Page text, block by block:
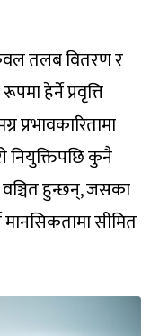
तलब वितरण र
हेर्ने प्रवृत्ति
प्रभावकारितामा
नियुक्तिपछि कुनै
हुन्छन्, जसका
सीमित